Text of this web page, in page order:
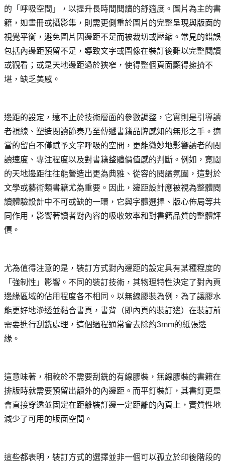
的「呼吸空間」，以提升長時間閱讀的舒適度。圖片為主的書
籍，如畫冊或攝影集，則需更側重於圖片的完整呈現與版面的
視覺平衡，避免圖片因邊距不足而被裁切或壓縮。常見的錯誤
包括內邊距預留不足，導致文字或圖像在裝訂後難以完整閱讀
或觀看；或是天地邊距過於狹窄，使得整個頁面顯得擁擠不
堪，缺乏美感。
邊距的設定，遠不止於技術層面的參數調整，它實則是引導讀
者視線、塑造閱讀節奏乃至傳遞書籍品牌感知的無形之手。適
當的留白不僅賦予文字呼吸的空間，更能微妙地影響讀者的閱
讀速度、專注程度以及對書籍整體價值感的判斷。例如，寬闊
的天地邊距往往能營造出更為典雅、從容的閱讀氛圍，這對於
文學或藝術類書籍尤為重要。因此，邊距設計應被視為整體閱
讀體驗設計中不可或缺的一環，它與字體選擇、版心佈局等共
同作用，影響著讀者對內容的吸收效率和對書籍品質的整體評
價。
尤為值得注意的是，裝訂方式對內邊距的設定具有某種程度的
「強制性」影響。不同的裝訂技術，其物理特性決定了對內頁
邊緣區域的佔用程度各不相同。以無線膠裝為例，為了讓膠水
能更好地滲透並黏合書頁，書背（即內頁的裝訂邊）在裝訂前
需要進行刮銑處理，這個過程通常會去除約3mm的紙張邊
緣。
這意味著，相較於不需要刮銑的有線膠裝，無線膠裝的書籍在
排版時就需要預留出額外的內邊距。而平釘裝訂，其書釘更是
會直接穿透並固定在距離裝訂邊一定距離的內頁上，實質性地
減少了可用的版面空間。
這些都表明，裝訂方式的選擇並非一個可以孤立於印後階段的